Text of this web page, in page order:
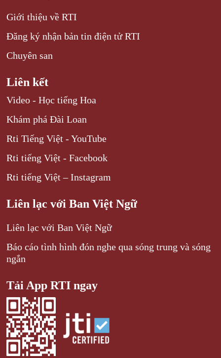
Giới thiệu về RTI
Đăng ký nhận bản tin điện tử RTI
Chuyên san
Liên kết
Video - Học tiếng Hoa
Khám phá Đài Loan
Rti Tiếng Việt - YouTube
Rti tiếng Việt - Facebook
Rti tiếng Việt – Instagram
Liên lạc với Ban Việt Ngữ
Liên lạc với Ban Việt Ngữ
Báo cáo tình hình đón nghe qua sóng trung và sóng
ngắn
Tải App RTI ngay